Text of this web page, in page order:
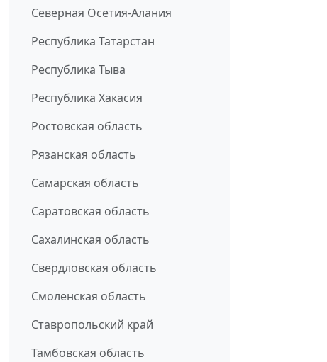
Северная Осетия-Алания
Республика Татарстан
Республика Тыва
Республика Хакасия
Ростовская область
Рязанская область
Самарская область
Саратовская область
Сахалинская область
Свердловская область
Смоленская область
Ставропольский край
Тамбовская область